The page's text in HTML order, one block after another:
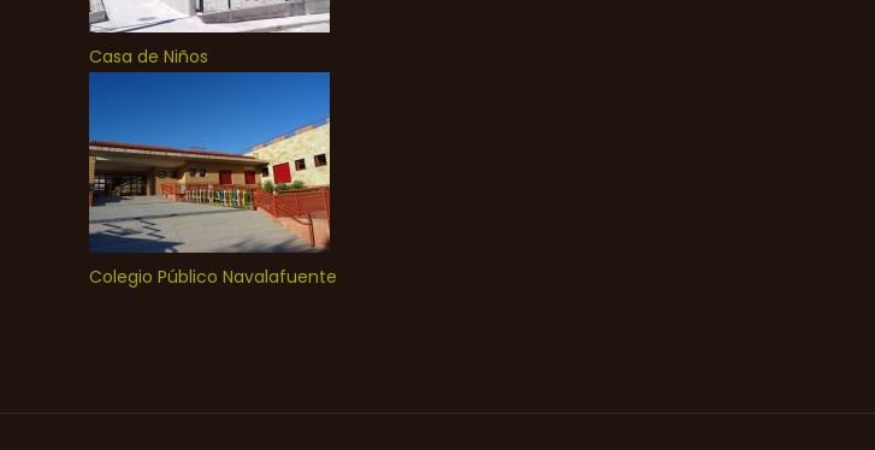
Casa de Niños
Colegio Público Navalafuente